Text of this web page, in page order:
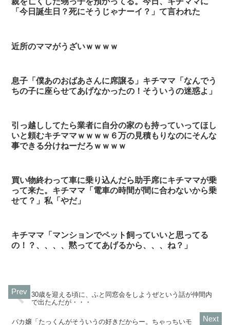
「今日誕生日？死にそうじゃナーイ？」て言われた
近所のママがうざいｗｗｗｗ
息子「僕あのおばあさんに席譲る」キチママ「なんでう
ちの子に座らせてあげなかったの！そういうの迷惑よ」
引っ越ししてたら業者に自分の家のも持っていってほし
いと頼むキチママｗｗｗｗ６万の見積もりなのにそんな
事できる分けねーだろｗｗｗｗ
買い物終わって車に乗り込んだら助手席にキチママが乗
って来た。キチママ「電車の時間が間に合わないから乗
せて？」私「やだ」
キチママ「マンションでペット飼っていいと思ってる
の！？、、、、黙っててあげるから、、、ね？」
30歳を迎える頃に、ふと同窓会をしようぜという話が仲間内
で出たんだが・・・
バカ嬢「たっくんがそういうの好きだからー。ちゃっちいモ